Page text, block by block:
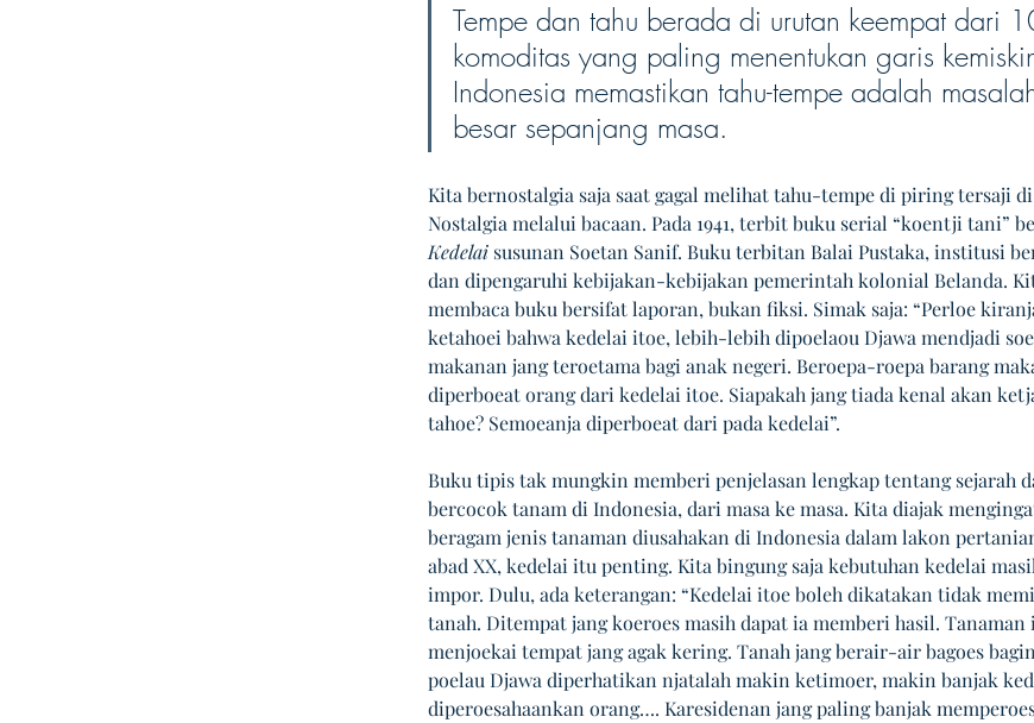
Tempe dan tahu berada di urutan keempat dari
komoditas yang paling menentukan garis
Indonesia memastikan tahu-tempe adalah
besar sepanjang masa.
Kita bernostalgia saja saat gagal melihat tahu-tempe di piring tersaji di
Nostalgia melalui bacaan. Pada 1941, terbit buku serial “koentji tani”
Kedelai susunan Soetan Sanif. Buku terbitan Balai Pustaka, institusi
dan dipengaruhi kebijakan-kebijakan pemerintah kolonial Belanda.
membaca buku bersifat laporan, bukan fiksi. Simak saja: “Perloe
ketahoei bahwa kedelai itoe, lebih-lebih dipoelaou Djawa mendjadi
makanan jang teroetama bagi anak negeri. Beroepa-roepa barang
diperboeat orang dari kedelai itoe. Siapakah jang tiada kenal akan
tahoe? Semoeanja diperboeat dari pada kedelai”.
Buku tipis tak mungkin memberi penjelasan lengkap tentang sejarah
bercocok tanam di Indonesia, dari masa ke masa. Kita diajak
beragam jenis tanaman diusahakan di Indonesia dalam lakon
abad XX, kedelai itu penting. Kita bingung saja kebutuhan kedelai
impor. Dulu, ada keterangan: “Kedelai itoe boleh dikatakan tidak
tanah. Ditempat jang koeroes masih dapat ia memberi hasil. Tanaman
menjoekai tempat jang agak kering. Tanah jang berair-air bagoes
poelau Djawa diperhatikan njatalah makin ketimoer, makin banjak
diperoesahaankan orang…. Karesidenan jang paling banjak